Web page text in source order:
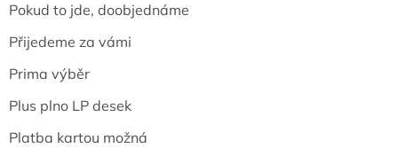
Pokud to jde, doobjednáme
Přijedeme za vámi
Prima výběr
Plus plno LP desek
Platba kartou možná